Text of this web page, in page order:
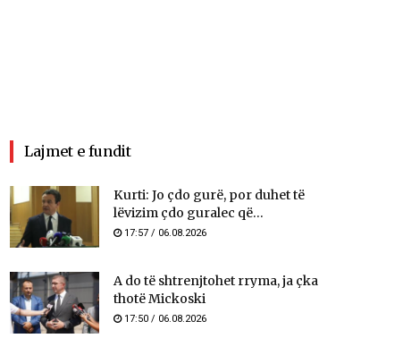
Lajmet e fundit
Kurti: Jo çdo gurë, por duhet të
lëvizim çdo guralec që...
17:57 / 06.08.2026
A do të shtrenjtohet rryma, ja çka
thotë Mickoski
17:50 / 06.08.2026